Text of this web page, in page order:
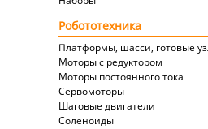
Робототехника
Платформы, шасси, готовые
Моторы с редуктором
Моторы постоянного тока
Сервомоторы
Шаговые двигатели
Соленоиды